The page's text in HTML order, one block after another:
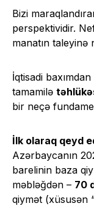
Bizi
perspektividir.
manatın taleyinə
İqtisadi
tamamilə
bir neçə
İlk olaraq qeyd
Azərbaycanın
barelinin baza
məbləğdən – 70
qiymət (xüsusən